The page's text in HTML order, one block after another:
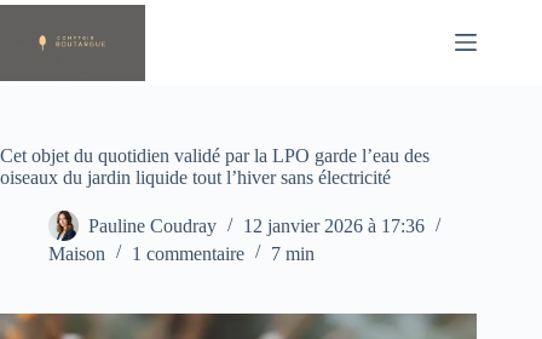
Passer
contenu
Cet objet du quotidien validé par la LPO garde l’eau des
oiseaux du jardin liquide tout l’hiver sans électricité
Pauline Coudray
12 janvier 2026 à 17:36
Maison
1 commentaire 7 min